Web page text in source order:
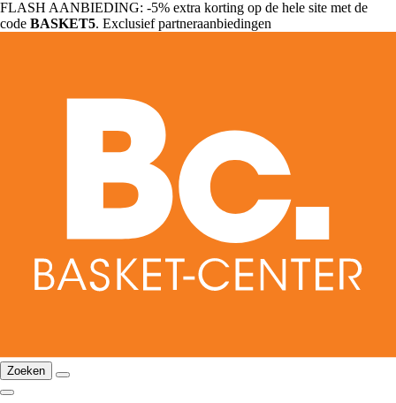
FLASH AANBIEDING: -5% extra korting op de hele site met de
code BASKET5. Exclusief partneraanbiedingen
Zoeken